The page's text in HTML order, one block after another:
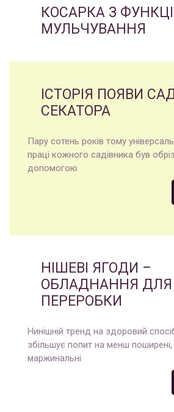
КОСАРКА З
МУЛЬЧУВАННЯ
ІСТОРІЯ ПОЯВИ
СЕКАТОРА
Пару сотень років тому
праці кожного садівника був
допомогою
НІШЕВІ ЯГОДИ –
ОБЛАДНАННЯ ДЛЯ
ПЕРЕРОБКИ
Нинішній тренд на здоровий
збільшує попит на менш
маржинальні